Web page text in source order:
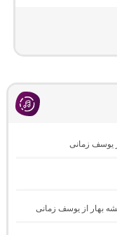
یوسف زمانی
بهار از یوسف زمانی